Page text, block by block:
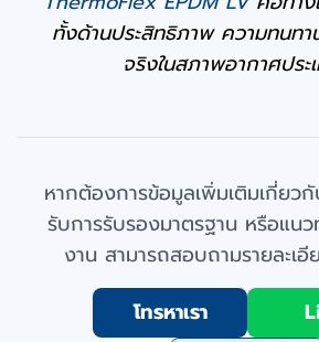
ทั้งด้านประสิทธิภาพ ความทนทา
จริงในสภาพอากาศประ
หากต้องการข้อมูลเพิ่มเติมเกี่ย
รับการรับรองมาตรฐาน หรือแนว
งาน สามารถสอบถามรายละเอี
โทรหาเรา